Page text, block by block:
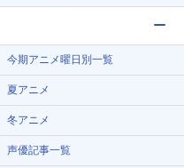
今期アニメ曜日別一覧
夏アニメ
冬アニメ
声優記事一覧